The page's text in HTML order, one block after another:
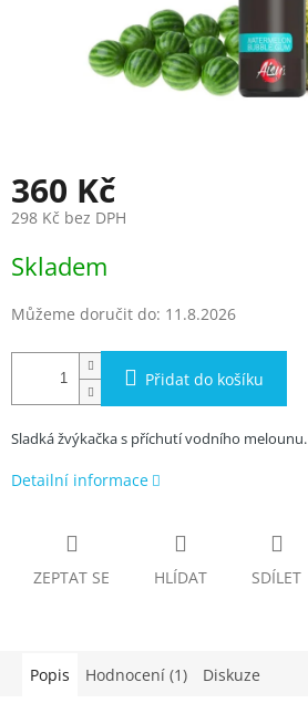
360 Kč
298 Kč bez DPH
cena:
Skladem
Můžeme doručit do: 11.8.2026
Přidat do košíku
Sladká žvýkačka s příchutí vodního melounu.
Detailní informace
ZEPTAT SE HLÍDAT SDÍLET
Popis Hodnocení (1) Diskuze